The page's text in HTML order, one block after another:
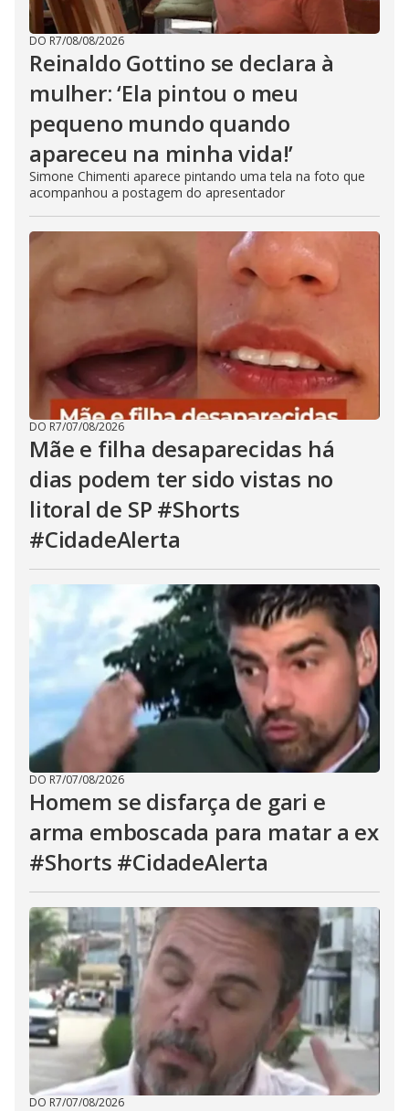
DO R7/08/08/2026
Reinaldo Gottino se declara à
mulher: ‘Ela pintou o meu
pequeno mundo quando
apareceu na minha vida!’
Simone Chimenti aparece pintando uma tela na foto que
acompanhou a postagem do apresentador
DO R7/07/08/2026
Mãe e filha desaparecidas há
dias podem ter sido vistas no
litoral de SP #Shorts
#CidadeAlerta
DO R7/07/08/2026
Homem se disfarça de gari e
arma emboscada para matar a ex
#Shorts #CidadeAlerta
DO R7/07/08/2026